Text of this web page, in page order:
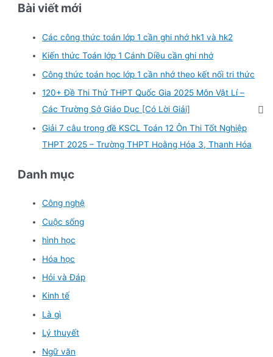
Bài viết mới
Các công thức toán lớp 1 cần ghi nhớ hk1 và hk2
Kiến thức Toán lớp 1 Cánh Diều cần ghi nhớ
Công thức toán học lớp 1 cần nhớ theo kết nối tri thức
120+ Đề Thi Thử THPT Quốc Gia 2025 Môn Vật Lí –
Các Trường Sở Giáo Dục [Có Lời Giải]
Giải 7 câu trong đề KSCL Toán 12 Ôn Thi Tốt Nghiệp
THPT 2025 – Trường THPT Hoằng Hóa 3, Thanh Hóa
Danh mục
Công nghệ
Cuộc sống
hình học
Hóa học
Hỏi và Đáp
Kinh tế
Là gì
Lý thuyết
Ngữ văn